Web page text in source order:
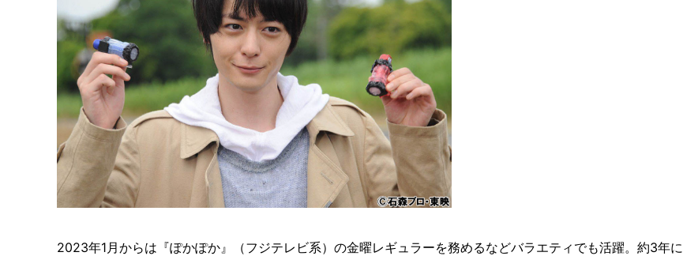
2023年1月からは『ぽかぽか』（フジテレビ系）の金曜レギュラーを務めるなどバラエティでも活躍。約3年に